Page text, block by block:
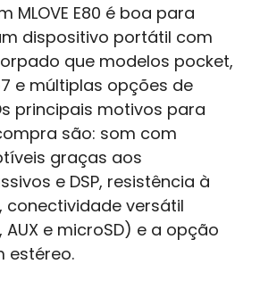
MLOVE E80 é boa para
dispositivo portátil com
que modelos pocket,
e múltiplas opções de
principais motivos para
são: som com
graças aos
e DSP, resistência à
conectividade versátil
AUX e microSD) e a opção
estéreo.